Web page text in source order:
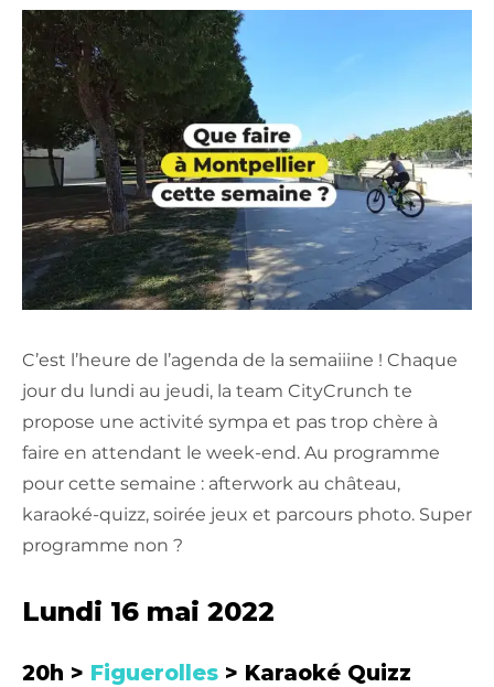
C’est l’heure de l’agenda de la semaiiine ! Chaque
jour du lundi au jeudi, la team CityCrunch te
propose une activité sympa et pas trop chère à
faire en attendant le week-end. Au programme
pour cette semaine : afterwork au château,
karaoké-quizz, soirée jeux et parcours photo. Super
programme non ?
Lundi 16 mai 2022
20h > Figuerolles > Karaoké Quizz